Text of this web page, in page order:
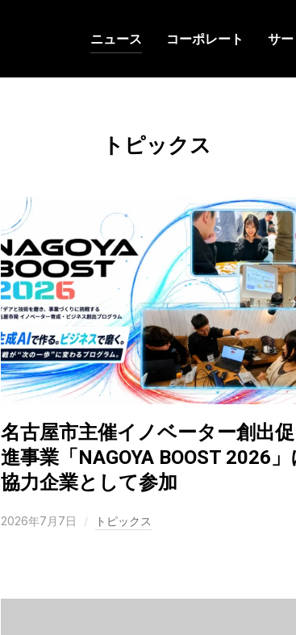
ニュース コーポレート サ
トピックス
名古屋市主催イノベーター創出促
進事業「NAGOYA BOOST 2026」
協力企業として参加
2026年7月7日 トピックス